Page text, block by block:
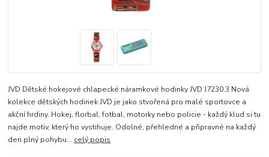
JVD Dětské hokejové chlapecké náramkové hodinky JVD J7230.3 Nová
kolekce dětských hodinek JVD je jako stvořená pro malé sportovce a
akční hrdiny. Hokej, florbal, fotbal, motorky nebo policie - každý klud si tu
najde motiv, který ho vystihuje. Odolné, přehledné a připravné na každý
den plný pohybu... celý popis